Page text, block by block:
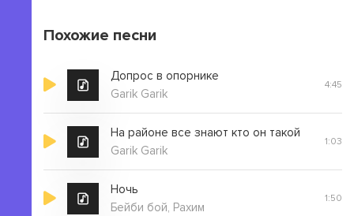
Похожие песни
Допрос в опорнике
Garik Garik
4:45
На районе все знают кто он такой
Garik Garik
1:03
Ночь
Бейби бой, Рахим
1:50